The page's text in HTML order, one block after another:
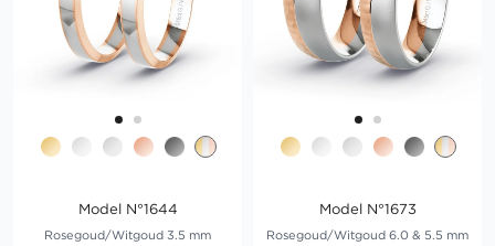
Model N°1644
Rosegoud/Witgoud 3.5 mm
Model N°1673
Rosegoud/Witgoud 6.0 & 5.5 mm